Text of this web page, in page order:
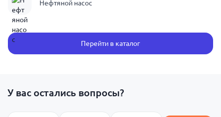
Нефтяной насос
Перейти в каталог
У вас остались вопросы?